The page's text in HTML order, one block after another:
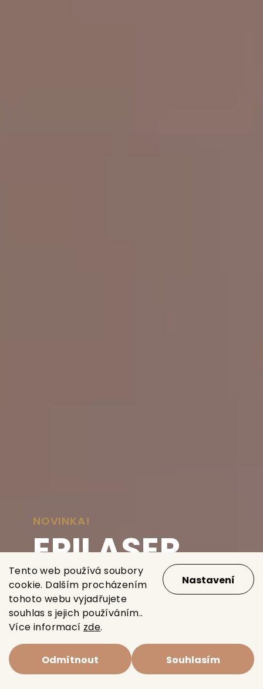
Tento web používá soubory
cookie. Dalším procházením
tohoto webu vyjadřujete
souhlas s jejich používáním..
Více informací zde.
Nastavení
Odmítnout Souhlasím
NOVINKA!
EPILASER
Profesionální výsledky přímo u
vás doma!
Vyberte si epilátor
Klinické studie